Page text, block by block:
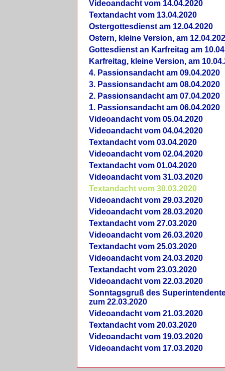
Videoandacht vom 14.04.2020
Textandacht vom 13.04.2020
Ostergottesdienst am 12.04.2020
Ostern, kleine Version, am
Gottesdienst an Karfreitag am
Karfreitag, kleine Version, am
4. Passionsandacht am 09.04.2020
3. Passionsandacht am 08.04.2020
2. Passionsandacht am 07.04.2020
1. Passionsandacht am 06.04.2020
Videoandacht vom 05.04.2020
Videoandacht vom 04.04.2020
Textandacht vom 03.04.2020
Videoandacht vom 02.04.2020
Textandacht vom 01.04.2020
Videoandacht vom 31.03.2020
Textandacht vom 30.03.2020
Videoandacht vom 29.03.2020
Videoandacht vom 28.03.2020
Textandacht vom 27.03.2020
Videoandacht vom 26.03.2020
Textandacht vom 25.03.2020
Videoandacht vom 24.03.2020
Textandacht vom 23.03.2020
Videoandacht vom 22.03.2020
Sonntagsgruß des
zum 22.03.2020
Videoandacht vom 21.03.2020
Textandacht vom 20.03.2020
Videoandacht vom 19.03.2020
Videoandacht vom 17.03.2020